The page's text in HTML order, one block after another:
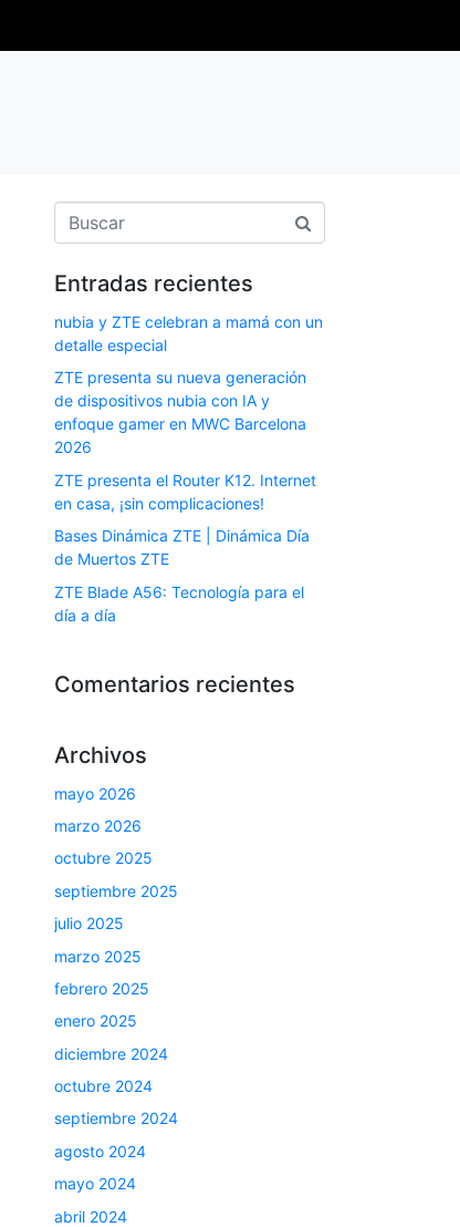
Entradas recientes
nubia y ZTE celebran a mamá con un
detalle especial
ZTE presenta su nueva generación
de dispositivos nubia con IA y
enfoque gamer en MWC Barcelona
2026
ZTE presenta el Router K12. Internet
en casa, ¡sin complicaciones!
Bases Dinámica ZTE | Dinámica Día
de Muertos ZTE
ZTE Blade A56: Tecnología para el
día a día
Comentarios recientes
Archivos
mayo 2026
marzo 2026
octubre 2025
septiembre 2025
julio 2025
marzo 2025
febrero 2025
enero 2025
diciembre 2024
octubre 2024
septiembre 2024
agosto 2024
mayo 2024
abril 2024